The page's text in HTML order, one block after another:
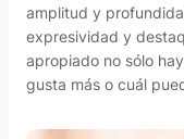
amplitud y
expresividad y
apropiado no sólo
gusta más o cuál